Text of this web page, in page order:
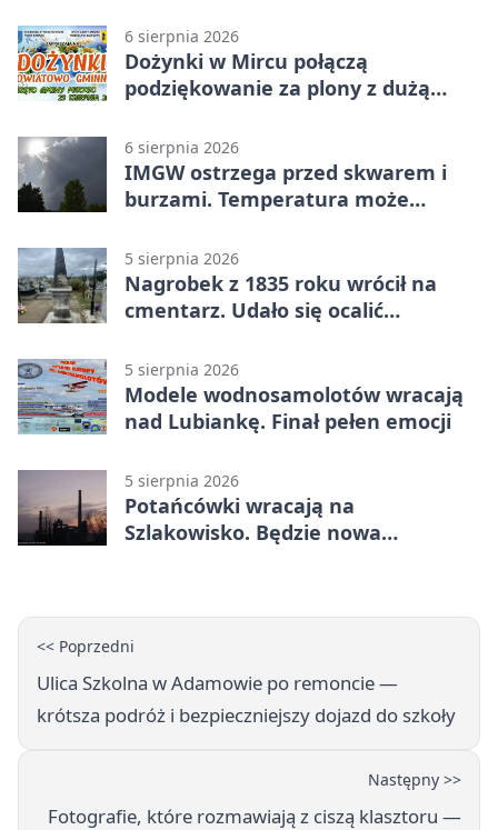
6 sierpnia 2026
Dożynki w Mircu połączą
podziękowanie za plony z dużą
6 sierpnia 2026
IMGW ostrzega przed skwarem i
burzami. Temperatura może
5 sierpnia 2026
Nagrobek z 1835 roku wrócił na
cmentarz. Udało się ocalić
5 sierpnia 2026
Modele wodnosamolotów wracają
nad Lubiankę. Finał pełen emocji
5 sierpnia 2026
Potańcówki wracają na
Szlakowisko. Będzie nowa
<< Poprzedni
Ulica Szkolna w Adamowie po remoncie —
krótsza podróż i bezpieczniejszy dojazd do szkoły
Następny >>
Fotografie, które rozmawiają z ciszą klasztoru —